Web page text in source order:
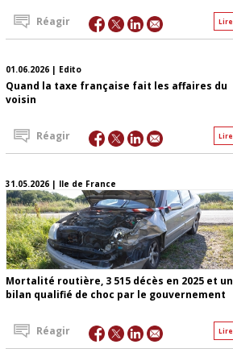
Lire
Réagir
01.06.2026 | Edito
Quand la taxe française fait les affaires du
voisin
Lire
Réagir
31.05.2026 | Ile de France
Mortalité routière, 3 515 décès en 2025 et un
bilan qualifié de choc par le gouvernement
Lire
Réagir